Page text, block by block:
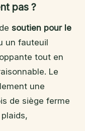
pas ?
soutien pour le
un fauteuil
tout en
Le
une
de siège ferme